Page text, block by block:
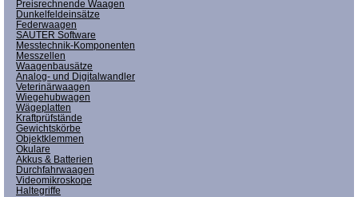
Preisrechnende Waagen
Dunkelfeldeinsätze
Federwaagen
SAUTER Software
Messtechnik-Komponenten
Messzellen
Waagenbausätze
Analog- und Digitalwandler
Veterinärwaagen
Wiegehubwagen
Wägeplatten
Kraftprüfstände
Gewichtskörbe
Objektklemmen
Okulare
Akkus & Batterien
Durchfahrwaagen
Videomikroskope
Haltegriffe